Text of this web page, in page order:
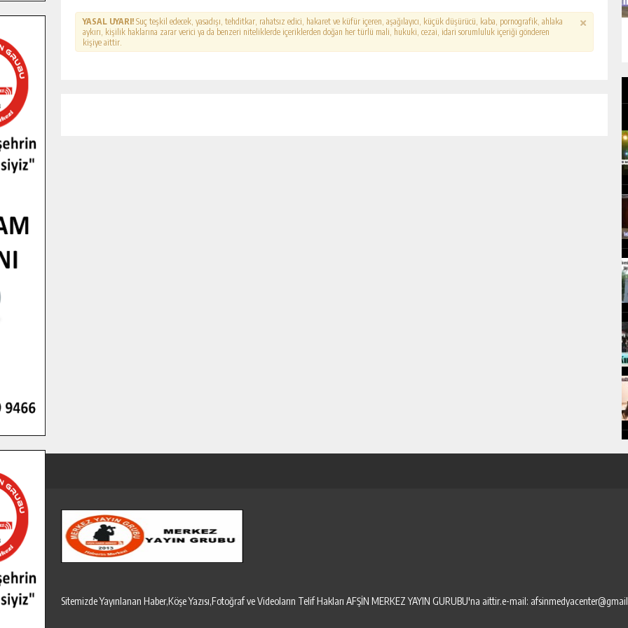
YASAL UYARI! Suç teşkil edecek, yasadışı, tehditkar, rahatsız edici, hakaret ve küfür içeren, aşağılayıcı, küçük düşürücü, kaba, pornografik, ahlaka
aykırı, kişilik haklarına zarar verici ya da benzeri niteliklerde içeriklerden doğan her türlü mali, hukuki, cezai, idari sorumluluk içeriği gönderen
kişiye aittir.
Sitemizde Yayınlanan Haber,Köşe Yazısı,Fotoğraf ve Videoların Telif Hakları AFŞİN MERKEZ YAYIN GURUBU'na aittir.e-mail: